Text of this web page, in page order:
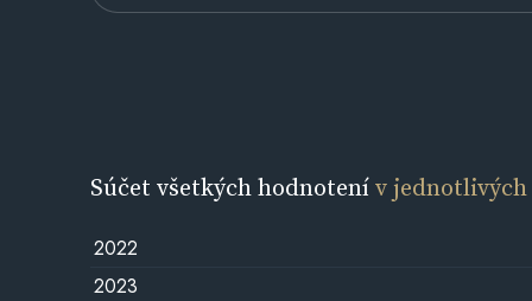
Súčet všetkých hodnotenív
2022
2023